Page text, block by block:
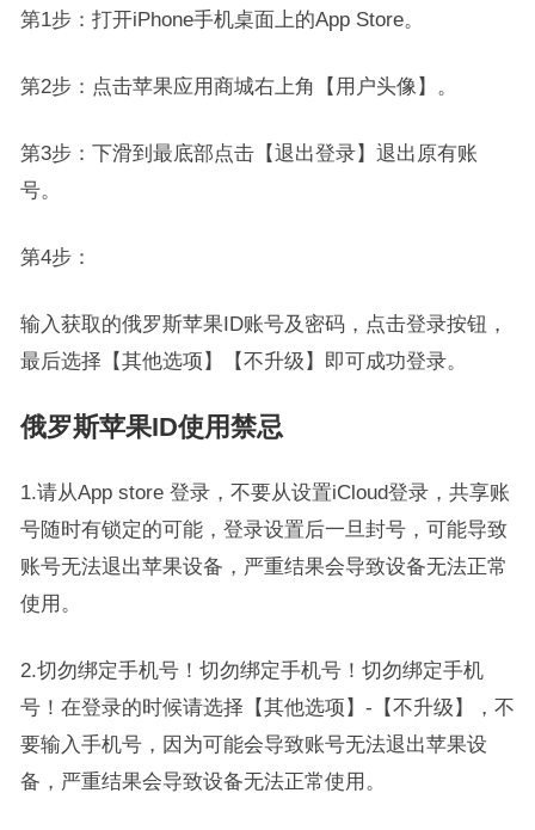
第1步：打开iPhone手机桌面上的App Store。
第2步：点击苹果应用商城右上角【用户头像】。
第3步：下滑到最底部点击【退出登录】退出原有账
号。
第4步：
输入获取的俄罗斯苹果ID账号及密码，点击登录按钮，
最后选择【其他选项】【不升级】即可成功登录。
俄罗斯苹果ID使用禁忌
1.请从App store 登录，不要从设置iCloud登录，共享账
号随时有锁定的可能，登录设置后一旦封号，可能导致
账号无法退出苹果设备，严重结果会导致设备无法正常
使用。
2.切勿绑定手机号！切勿绑定手机号！切勿绑定手机
号！在登录的时候请选择【其他选项】-【不升级】，不
要输入手机号，因为可能会导致账号无法退出苹果设
备，严重结果会导致设备无法正常使用。